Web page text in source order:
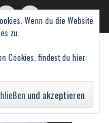
InstagramWebseite
love
Wenn du die Website
zu.
Cookies, findest du hier: